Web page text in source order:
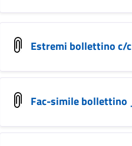
Estremi bollettino c/c
Fac-simile bollettino